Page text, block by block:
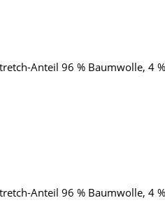
Anteil 96 % Baumwolle, 4
Anteil 96 % Baumwolle, 4